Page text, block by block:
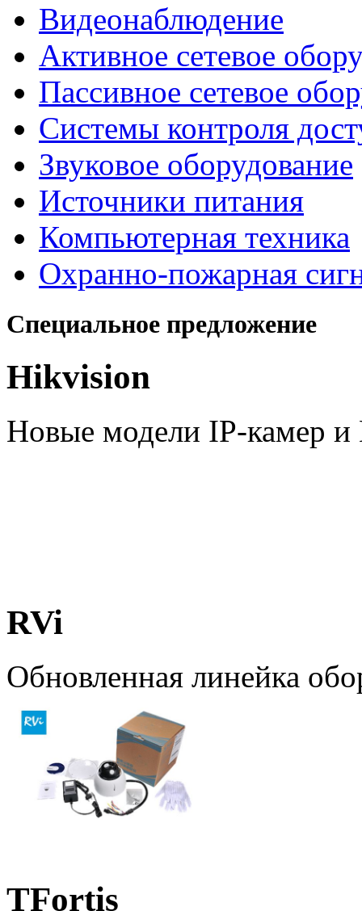
Видеонаблюдение
Активное сетевое
Пассивное сетевое
Системы контроля
Звуковое оборудование
Источники питания
Компьютерная техника
Охранно-пожарная
Специальное предложение
Hikvision
Новые модели IP-камер и
RVi
Обновленная линейка
TFortis